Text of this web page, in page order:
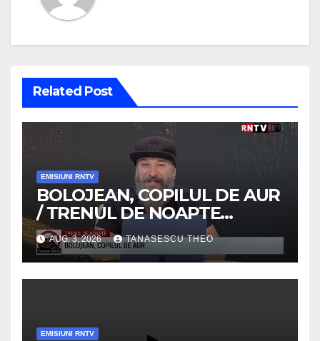
Related Post
EMISIUNI RNTV
BOLOJEAN, COPILUL DE AUR
/ TRENUL DE NOAPTE
/VIDEO
AUG. 3, 2026 TANASESCU THEO
EMISIUNI RNTV